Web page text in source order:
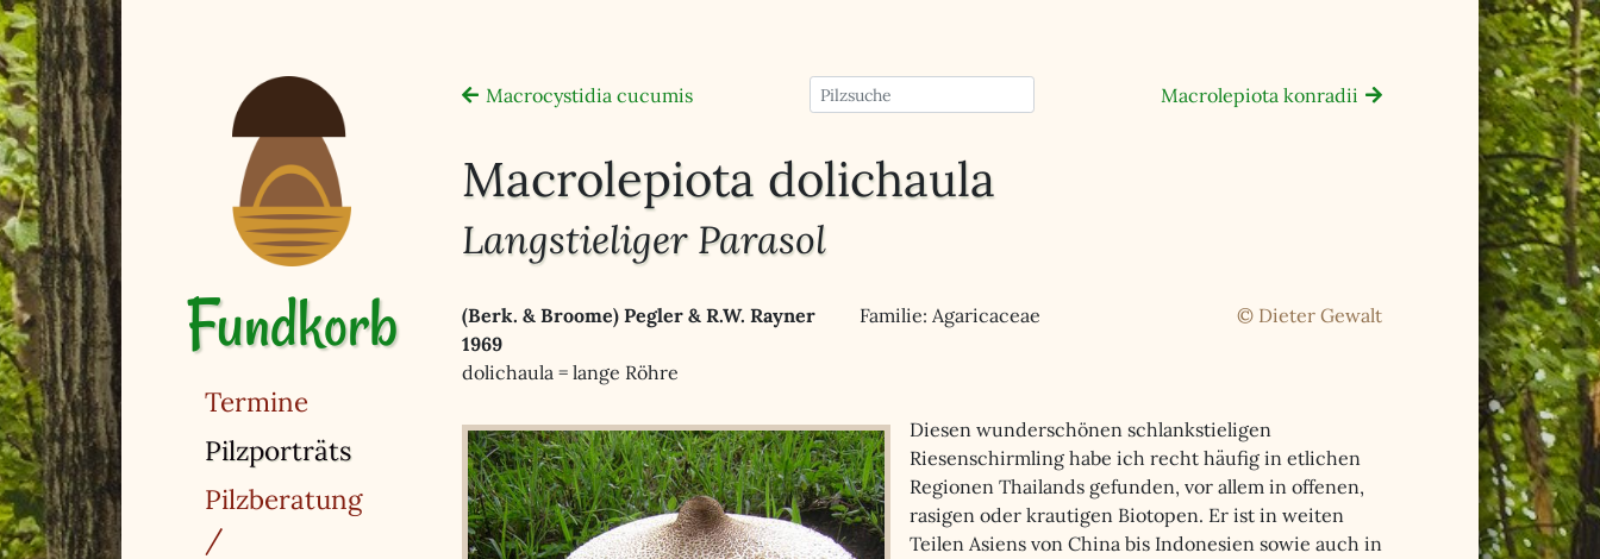
Fundkorb
Termine
Pilzporträts(ausgewählt)
Pilzberatung
/
Macrocystidia cucumis Macrolepiota konradii
Macrolepiota dolichaula
Langstieliger Parasol
(Berk. & Broome) Pegler & R.W. Rayner
1969
Familie: Agaricaceae © Dieter Gewalt
dolichaula = lange Röhre
Diesen wunderschönen schlankstieligen
Riesenschirmling habe ich recht häufig in etlichen
Regionen Thailands gefunden, vor allem in offenen,
rasigen oder krautigen Biotopen. Er ist in weiten
Teilen Asiens von China bis Indonesien sowie auch in